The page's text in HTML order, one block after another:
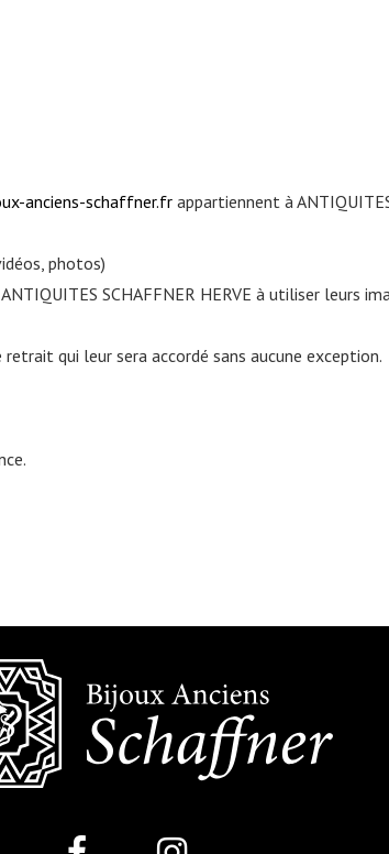
anciens-schaffner.frappartiennent à
photos)
SCHAFFNER HERVE à utiliser leurs
qui leur sera accordé sans aucune exception.